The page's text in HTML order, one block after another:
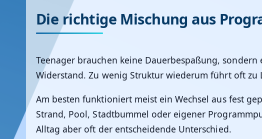
Die richtige Mischung aus
Teenager brauchen keine Dauerbespaßung,
Widerstand. Zu wenig Struktur wiederum führt oft
Am besten funktioniert meist ein Wechsel aus fest
Strand, Pool, Stadtbummel oder eigener
Alltag aber oft der entscheidende Unterschied.